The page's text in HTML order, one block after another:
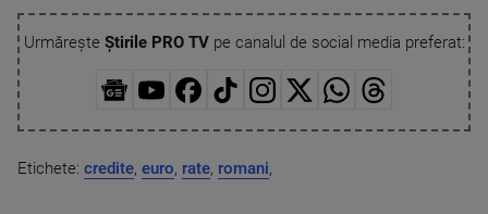
Urmărește Știrile PRO TVpe canalul de social media preferat:
Etichete: credite, euro, rate, romani,